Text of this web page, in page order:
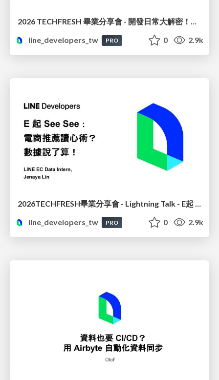
2026 TECHFRESH 畢業分享會 - 開發日常大解密！從領域驅動到企業級上線
line_developers_tw
PRO 0 2.9k
line_developers_tw
PRO 0 2.9k